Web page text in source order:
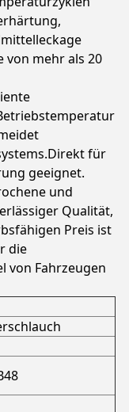
mehr als 20
für
geeignet.
und
Qualität,
Preis ist
die
von Fahrzeugen